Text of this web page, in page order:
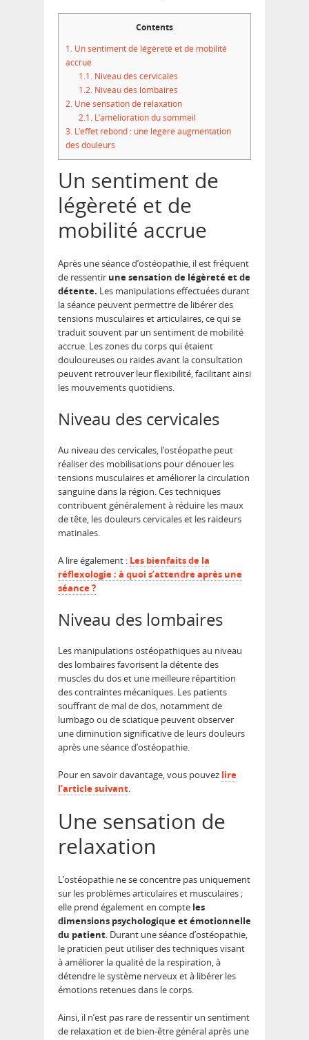
Contents
1. Un sentiment de légèreté et de mobilité
accrue
1.1.Niveau des cervicales
1.2.Niveau des lombaires
2. Une sensation de relaxation
2.1.L’amélioration du sommeil
3. L’effet rebond : une légère augmentation
des douleurs
Un sentiment de
légèreté et de
mobilité accrue
Après une séance d’ostéopathie, il est fréquent
de ressentir une sensation de légèreté et de
détente. Les manipulations effectuées durant
la séance peuvent permettre de libérer des
tensions musculaires et articulaires, ce qui se
traduit souvent par un sentiment de mobilité
accrue. Les zones du corps qui étaient
douloureuses ou raides avant la consultation
peuvent retrouver leur flexibilité, facilitant ainsi
les mouvements quotidiens.
Niveau des cervicales
Au niveau des cervicales, l’ostéopathe peut
réaliser des mobilisations pour dénouer les
tensions musculaires et améliorer la circulation
sanguine dans la région. Ces techniques
contribuent généralement à réduire les maux
de tête, les douleurs cervicales et les raideurs
matinales.
A lire également : Les bienfaits de la
réflexologie : à quoi s’attendre après une
séance ?
Niveau des lombaires
Les manipulations ostéopathiques au niveau
des lombaires favorisent la détente des
muscles du dos et une meilleure répartition
des contraintes mécaniques. Les patients
souffrant de mal de dos, notamment de
lumbago ou de sciatique peuvent observer
une diminution significative de leurs douleurs
après une séance d’ostéopathie.
Pour en savoir davantage, vous pouvez lire
l’article suivant.
Une sensation de
relaxation
L’ostéopathie ne se concentre pas uniquement
sur les problèmes articulaires et musculaires ;
elle prend également en compte les
dimensions psychologique et émotionnelle
du patient. Durant une séance d’ostéopathie,
le praticien peut utiliser des techniques visant
à améliorer la qualité de la respiration, à
détendre le système nerveux et à libérer les
émotions retenues dans le corps.
Ainsi, il n’est pas rare de ressentir un sentiment
de relaxation et de bien-être général après une